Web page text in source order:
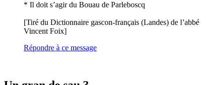
* Il doit s’agir du Bouau de Parleboscq
[Tiré du Dictionnaire gascon-français (Landes) de l’abbé
Vincent Foix]
Répondre à ce message